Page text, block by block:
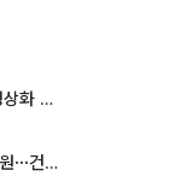
22일 만에 다시 문 연 홈플러스…정상화 바쁜데 재고 없어 ‘발동동’[가보니]
日대기업 여름 보너스 평균 935만원⋯건설회사 1800만 넘어